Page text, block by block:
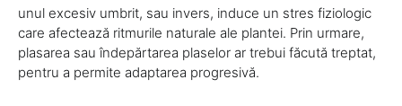
unul excesiv umbrit, sau invers, induce un stres fiziologic
care afectează ritmurile naturale ale plantei. Prin urmare,
plasarea sau îndepărtarea plaselor ar trebui făcută treptat,
pentru a permite adaptarea progresivă.